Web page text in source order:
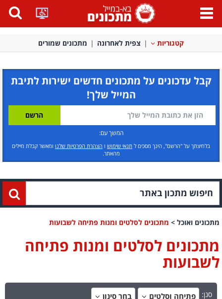
פתח
תפריט
קטגוריות צפית לאחרונה מתכונים שמורים
קבל עדכונים על מתכונים חדשים ישירות לתיבת
המייל שלך!
המשך עם:
בלחיצתך על "הרשם", הינך מסכים ל תנאי שימוש ו הצהרת הפרטיות שלנו ומאשר קבלת מיילים
מהאתר.
מתכונים ואוכל > מתכונים לסלטים ומנות פתיחה לשבועות
מתכונים לסלטים ומנות פתיחה
לשבועות
סנן: פתיחה וסלטים בחר סינון